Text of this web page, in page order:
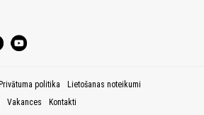
Privātuma politika
Lietošanas noteikumi
Vakances Kontakti